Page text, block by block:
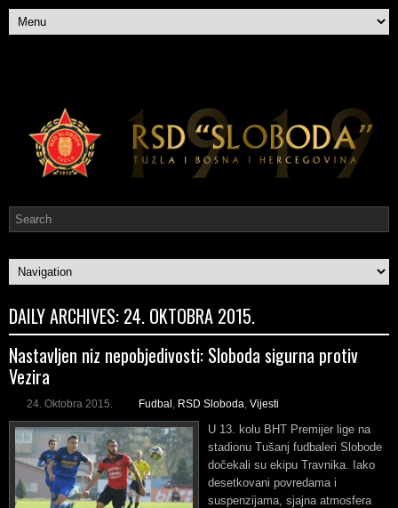
DAILY ARCHIVES: 24. OKTOBRA 2015.
Nastavljen niz nepobjedivosti: Sloboda sigurna protiv
Vezira
24. Oktobra 2015. Fudbal RSD Sloboda Vijesti
U 13. kolu BHT Premijer lige na
stadionu Tušanj fudbaleri Slobode
dočekali su ekipu Travnika. Iako
desetkovani povredama i
suspenzijama, sjajna atmosfera